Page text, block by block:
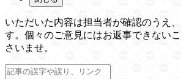
いただいた内容は担当者が確認のうえ
す。個々のご意見にはお返事できない
さいませ。